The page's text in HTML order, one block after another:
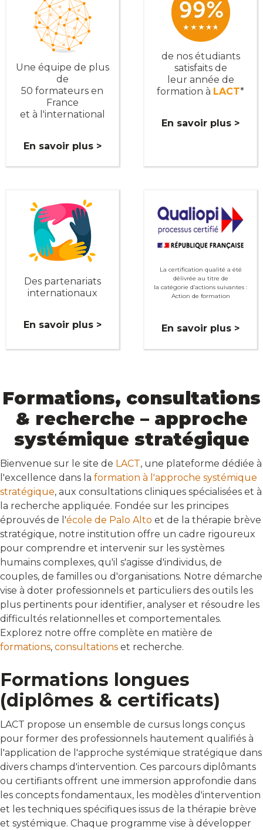
Une équipe de plus
de
50 formateurs en
France
et à l'international
En savoir plus >
de nos étudiants
satisfaits de
leur année de
formation à LACT*
En savoir plus >
Des partenariats
internationaux
En savoir plus >
La certification qualité a été
délivrée au titre de
la catégorie d’actions suivantes :
Action de formation
En savoir plus >
Formations, consultations
& recherche – approche
systémique stratégique
Bienvenue sur le site de LACT, une plateforme dédiée à
l'excellence dans la formation à l'approche systémique
stratégique, aux consultations cliniques spécialisées et à
la recherche appliquée. Fondée sur les principes
éprouvés de l'école de Palo Alto et de la thérapie brève
stratégique, notre institution offre un cadre rigoureux
pour comprendre et intervenir sur les systèmes
humains complexes, qu'il s'agisse d'individus, de
couples, de familles ou d'organisations. Notre démarche
vise à doter professionnels et particuliers des outils les
plus pertinents pour identifier, analyser et résoudre les
difficultés relationnelles et comportementales.
Explorez notre offre complète en matière de
formations, consultations et recherche.
Formations longues
(diplômes & certificats)
LACT propose un ensemble de cursus longs conçus
pour former des professionnels hautement qualifiés à
l'application de l'approche systémique stratégique dans
divers champs d'intervention. Ces parcours diplômants
ou certifiants offrent une immersion approfondie dans
les concepts fondamentaux, les modèles d'intervention
et les techniques spécifiques issus de la thérapie brève
et systémique. Chaque programme vise à développer